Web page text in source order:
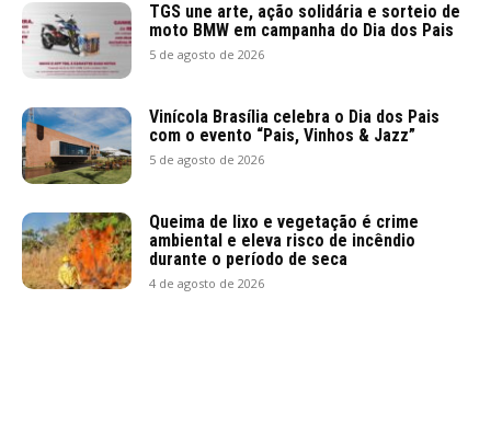
TGS une arte, ação solidária e sorteio de
moto BMW em campanha do Dia dos Pais
5 de agosto de 2026
Vinícola Brasília celebra o Dia dos Pais
com o evento “Pais, Vinhos & Jazz”
5 de agosto de 2026
Queima de lixo e vegetação é crime
ambiental e eleva risco de incêndio
durante o período de seca
4 de agosto de 2026